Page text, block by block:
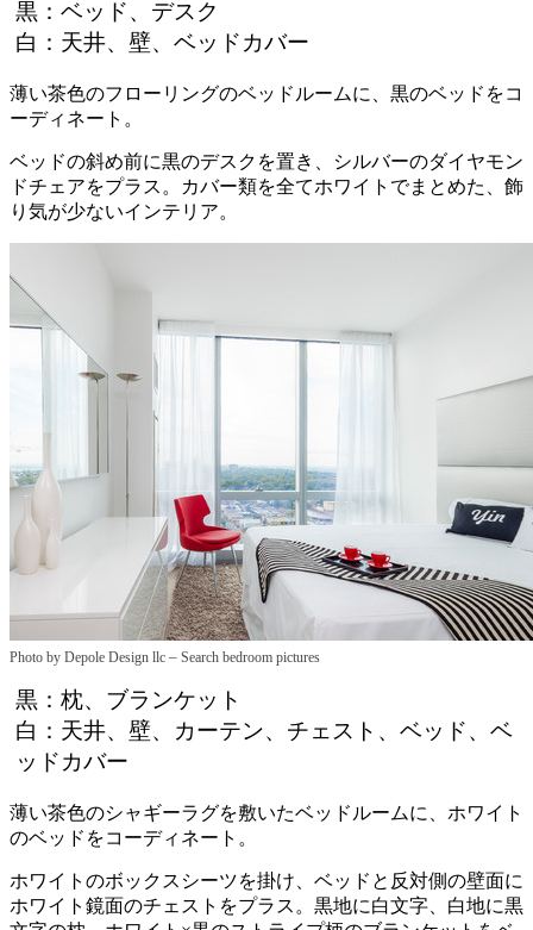
黒：ベッド、デスク
白：天井、壁、ベッドカバー
薄い茶色のフローリングのベッドルームに、黒のベッドをコ
ーディネート。
ベッドの斜め前に黒のデスクを置き、シルバーのダイヤモン
ドチェアをプラス。カバー類を全てホワイトでまとめた、飾
り気が少ないインテリア。
Photo by Depole Design llc – Search bedroom pictures
黒：枕、ブランケット
白：天井、壁、カーテン、チェスト、ベッド、ベ
ッドカバー
薄い茶色のシャギーラグを敷いたベッドルームに、ホワイト
のベッドをコーディネート。
ホワイトのボックスシーツを掛け、ベッドと反対側の壁面に
ホワイト鏡面のチェストをプラス。黒地に白文字、白地に黒